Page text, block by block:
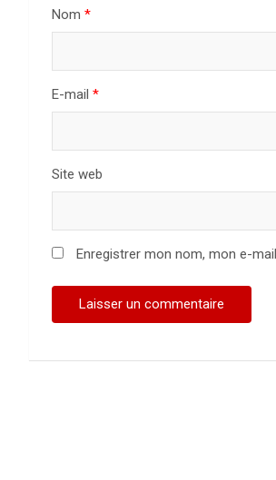
Nom *
E-mail *
Site web
Enregistrer mon nom, mon e-